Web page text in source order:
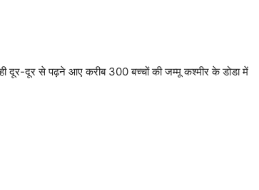
दूर-दूर से पढ़ने आए करीब 300 बच्चों की जम्मू कश्मीर के डोडा में